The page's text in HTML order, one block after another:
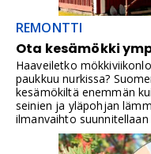
REMONTTI
Ota kesämökki
Haaveiletko
paukkuu nurkissa?
kesämökiltä enemmän
seinien ja yläpohjan
ilmanvaihto
käyttää mukavasti
voidaan parantaa ilman